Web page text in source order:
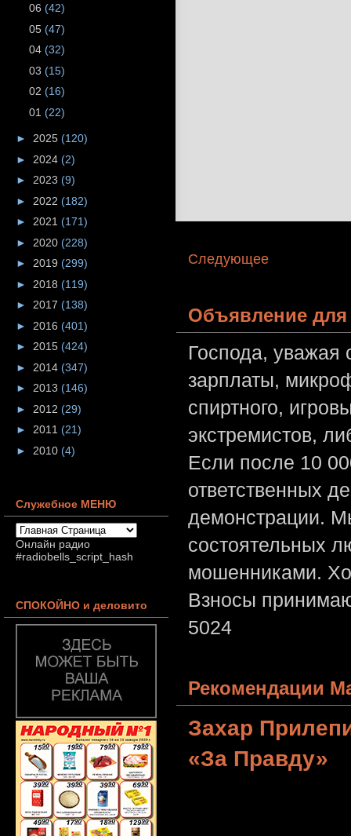
Следующее
Объявление для
Господа,
зарплаты,
спиртного,
экстремистов,
Если после 10
ответственных
демонстрации.
состоятельных
мошенниками.
Взносы
5024
Рекомендации
Захар
«За Правду»
06 (42)
05 (47)
04 (32)
03 (15)
02 (16)
01 (22)
► 2025 (120)
► 2024 (2)
► 2023 (9)
► 2022 (182)
► 2021 (171)
► 2020 (228)
► 2019 (299)
► 2018 (119)
► 2017 (138)
► 2016 (401)
► 2015 (424)
► 2014 (347)
► 2013 (146)
► 2012 (29)
► 2011 (21)
► 2010 (4)
Служебное МЕНЮ
Онлайн радио
#radiobells_script_hash
СПОКОЙНО и деловито